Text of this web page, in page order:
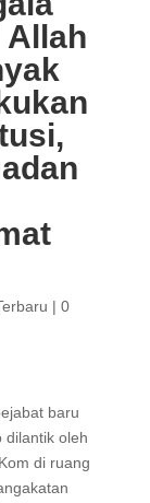
Allah
| 0
baru
dilantik oleh
di ruang